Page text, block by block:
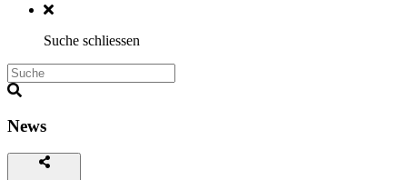
Suche schliessen
News